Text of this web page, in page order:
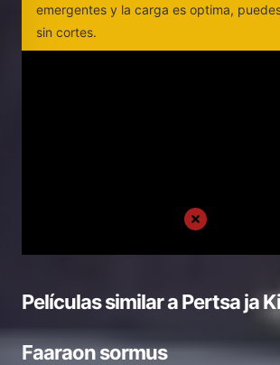
emergentes y la carga es optima,
sin cortes.
Películas similar aPertsa ja
Faaraon sormus